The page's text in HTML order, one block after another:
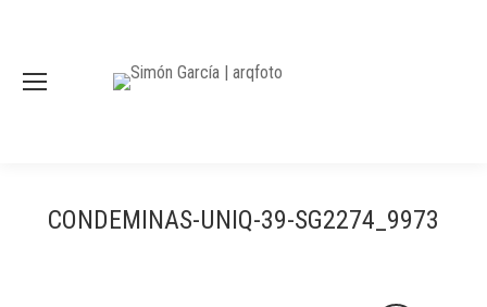
CONDEMINAS-UNIQ-39-SG2274_9973